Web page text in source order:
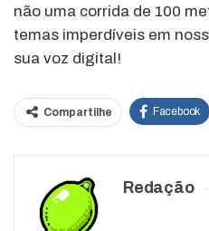
não uma corrida de 100
temas imperdíveis em
sua voz digital!
Compartilhe Facebook
Redação